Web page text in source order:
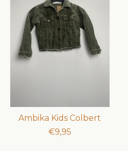
Ambika Kids Colbert
€9,95